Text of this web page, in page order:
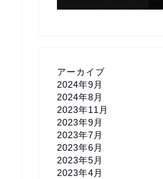
アーカイブ
2024年9月
2024年8月
2023年11月
2023年9月
2023年7月
2023年6月
2023年5月
2023年4月